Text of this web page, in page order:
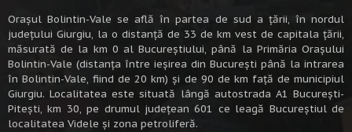
Oraşul Bolintin-Vale se află în partea de sud a ţării, în nordul
judeţului Giurgiu, la o distanţă de 33 de km vest de capitala țării,
măsurată de la km 0 al Bucureștiului, până la Primăria Orașului
Bolintin-Vale (distanța între ieșirea din București până la intrarea
în Bolintin-Vale, fiind de 20 km) şi de 90 de km faţă de municipiul
Giurgiu. Localitatea este situată lângă autostrada A1 Bucureşti-
Piteşti, km 30, pe drumul judeţean 601 ce leagă Bucureştiul de
localitatea Videle şi zona petroliferă.